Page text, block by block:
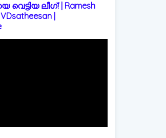
വെട്ടിയ ലീഗ്! | Ramesh
|